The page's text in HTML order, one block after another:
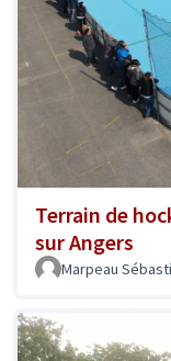
Terrain de
sur Angers
Marpeau